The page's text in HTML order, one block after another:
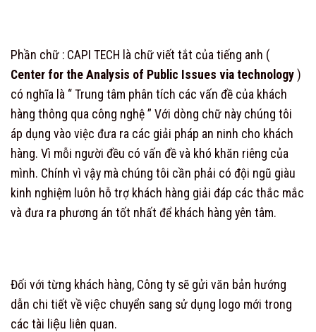
Phần chữ : CAPI TECH là chữ viết tắt của tiếng anh (
Center for the Analysis of Public Issues via technology )
có nghĩa là “ Trung tâm phân tích các vấn đề của khách
hàng thông qua công nghệ ” Với dòng chữ này chúng tôi
áp dụng vào việc đưa ra các giải pháp an ninh cho khách
hàng. Vì mỗi người đều có vấn đề và khó khăn riêng của
mình. Chính vì vậy mà chúng tôi cần phải có đội ngũ giàu
kinh nghiệm luôn hỗ trợ khách hàng giải đáp các thắc mắc
và đưa ra phương án tốt nhất để khách hàng yên tâm.
Đối với từng khách hàng, Công ty sẽ gửi văn bản hướng
dẫn chi tiết về việc chuyển sang sử dụng logo mới trong
các tài liệu liên quan.